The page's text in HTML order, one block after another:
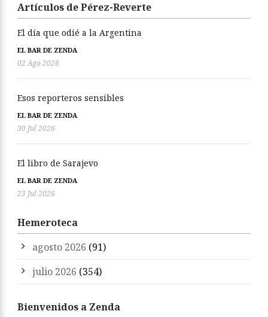
Artículos de Pérez-Reverte
El día que odié a la Argentina
EL BAR DE ZENDA
02 Ago 2026
Esos reporteros sensibles
EL BAR DE ZENDA
30 Jul 2026
El libro de Sarajevo
EL BAR DE ZENDA
23 Jul 2026
Hemeroteca
agosto 2026 (91)
julio 2026 (354)
Bienvenidos a Zenda